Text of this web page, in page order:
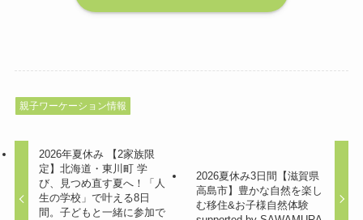
親子ワーケーション情報
2026年夏休み 【2家族限
定】北海道・東川町 学
び、見つめ直す夏へ！「人
生の学校」で叶える8日
間。子どもと一緒に参加で
2026夏休み3日間【滋賀県
高島市】豊かな自然を楽し
む移住&お子様自然体験